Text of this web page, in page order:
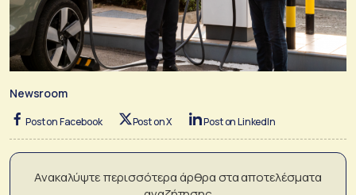
Newsroom
Post on Facebook Post on X Post on LinkedIn
Ανακαλύψτε περισσότερα άρθρα στα αποτελέσματα